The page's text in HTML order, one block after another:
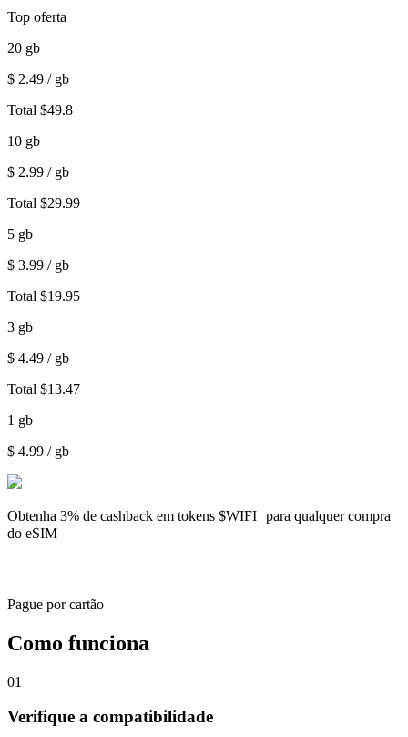
Top oferta
20 gb
$ 2.49 / gb
Total $49.8
10 gb
$ 2.99 / gb
Total $29.99
5 gb
$ 3.99 / gb
Total $19.95
3 gb
$ 4.49 / gb
Total $13.47
1 gb
$ 4.99 / gb
Obtenha 3% de cashback em tokens $WIFI para qualquer compra
do eSIM
Pague por cartão
Como funciona
01
Verifique a compatibilidade